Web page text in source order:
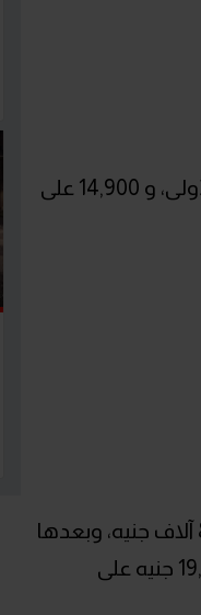
تراوحت قيمة الزيادات على السيدان "إيدو Eado" ما بين 9,900 جنيه على الفئة الأولى، و 14,900 على
كانت الزيادة الأولى على CS15 بقيمة 20 ألف جنيه، ثم جاءت الزيادة الثانية بقيمة 8 آلاف جنيه، وبعدها
الزيادة الثالثة في مايو بقيمة 10 آلاف جنيه، وأخيرًا جاءت زيادات يونيو قيمتها 19,900 جنيه على